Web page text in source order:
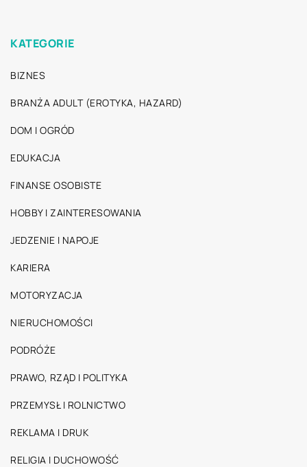
KATEGORIE
BIZNES
BRANŻA ADULT (EROTYKA, HAZARD)
DOM I OGRÓD
EDUKACJA
FINANSE OSOBISTE
HOBBY I ZAINTERESOWANIA
JEDZENIE I NAPOJE
KARIERA
MOTORYZACJA
NIERUCHOMOŚCI
PODRÓŻE
PRAWO, RZĄD I POLITYKA
PRZEMYSŁ I ROLNICTWO
REKLAMA I DRUK
RELIGIA I DUCHOWOŚĆ